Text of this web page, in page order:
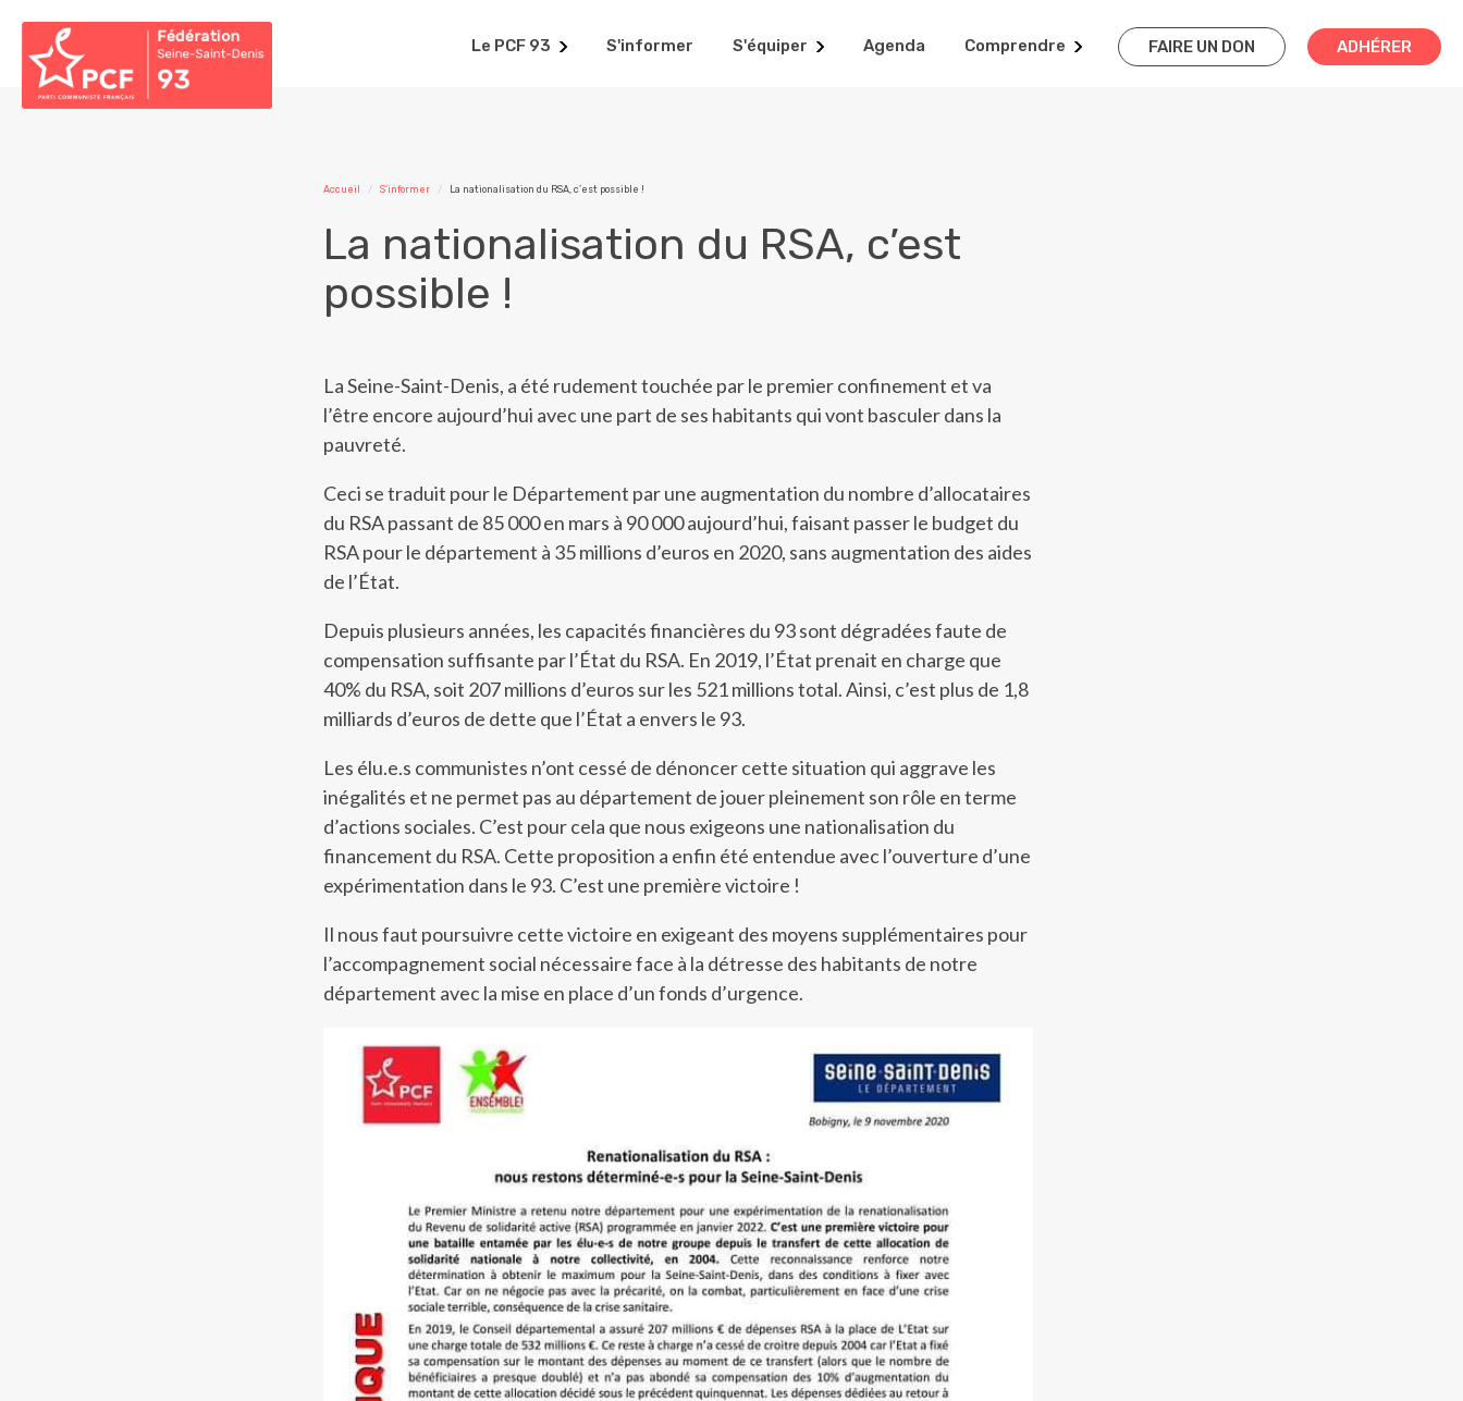
FAIRE UN DON ADHÉRER
Le PCF 93 S'informer S'équiper Agenda Comprendre
Accueil S'informer La nationalisation du RSA, c’est possible !
La nationalisation du RSA, c’est
possible !
La Seine-Saint-Denis, a été rudement touchée par le premier confinement et va
l’être encore aujourd’hui avec une part de ses habitants qui vont basculer dans la
pauvreté.
Ceci se traduit pour le Département par une augmentation du nombre d’allocataires
du RSA passant de 85 000 en mars à 90 000 aujourd’hui, faisant passer le budget du
RSA pour le département à 35 millions d’euros en 2020, sans augmentation des aides
de l’État.
Depuis plusieurs années, les capacités financières du 93 sont dégradées faute de
compensation suffisante par l’État du RSA. En 2019, l’État prenait en charge que
40% du RSA, soit 207 millions d’euros sur les 521 millions total. Ainsi, c’est plus de 1,8
milliards d’euros de dette que l’État a envers le 93.
Les élu.e.s communistes n’ont cessé de dénoncer cette situation qui aggrave les
inégalités et ne permet pas au département de jouer pleinement son rôle en terme
d’actions sociales. C’est pour cela que nous exigeons une nationalisation du
financement du RSA. Cette proposition a enfin été entendue avec l’ouverture d’une
expérimentation dans le 93. C’est une première victoire !
Il nous faut poursuivre cette victoire en exigeant des moyens supplémentaires pour
l’accompagnement social nécessaire face à la détresse des habitants de notre
département avec la mise en place d’un fonds d’urgence.